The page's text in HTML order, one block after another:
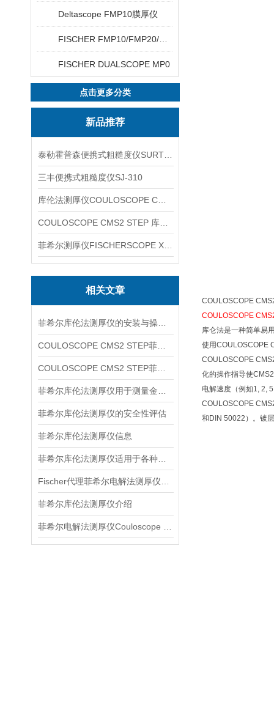
Deltascope FMP10膜厚仪
FISCHER DUALSCOPE MP0
点击更多分类
新品推荐
三丰便携式粗糙度仪SJ-310
相关文章
菲希尔库伦法测厚仪的安全性评估
菲希尔库伦法测厚仪信息
菲希尔库伦法测厚仪介绍
COULOSCOPE
COULOSCOPE
库仑法是一种简单易
使用COULOSCOPE
COULOSCOPE
化的操作指导使
电解速度（例如1, 2,
COULOSCOPE
和DIN 50022）。镀